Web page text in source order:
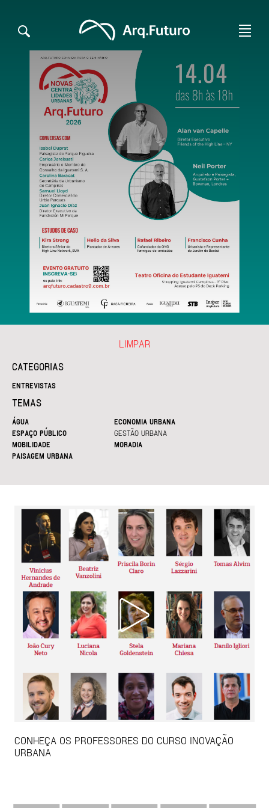
CATEGORIAS
ENTREVISTAS
TEMAS
ÁGUA
ECONOMIA URBANA
ESPAÇO PÚBLICO
GESTÃO URBANA
MOBILIDADE
MORADIA
PAISAGEM URBANA
LIMPAR
CONHEÇA OS PROFESSORES DO CURSO INOVAÇÃO
URBANA